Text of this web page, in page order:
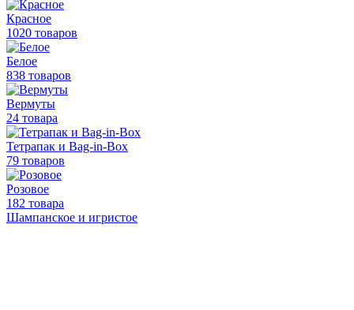
Красное
1020 товаров
Белое
838 товаров
Вермуты
24 товара
Тетрапак и Bag-in-Box
79 товаров
Розовое
182 товара
Шампанское и игристое